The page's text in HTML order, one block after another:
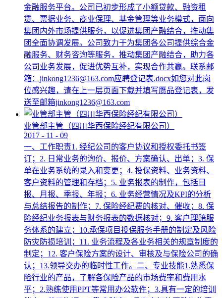
金融服务平台。公司已初步形成了小额贷款、融资租
赁、票据业务、商业保理、基金管理等业务模式，面向
集团内外市场提供服务，以促进集团产融结合，推动集
团全面协调发展。公司致力于为集团各公司提供综合金
融服务、财务咨询等服务，推动集团产融结合，助力各
公司业务发展，促进优势互补，实现合作共赢。联系邮
箱：jinkong1236@163.com应聘登记表.docx如您对此岗
位感兴趣，请在上一层页面下载并填写赝品登记表，发
送至邮箱jinkong1236@163.com
业管部主管（四川华西保险经纪有限公司）
2017 - 11 - 09
一、工作职责1. 经纪公司的客户协议和授权委托书签
订；2. 日常业务的询价、报价、方案确认、出单；3. 保
单在业务系统的录入和变更；4. 投保资料、业务资料、
客户资料的管理和存档；5. 业务报表的制作，包括日
报、月报、季报、年报；6. 业务经营情况及KPI的分析
与总结报告的制作；7. 保险经纪费的核对、催收；8. 保
险经纪业务报表与财务报表的数据核对；9. 客户理赔服
务体系的建立；10.承保项目投保服务手册的制定及风险
防灾防损培训；11. 业务流程及各业务相关的规章制度的
制定；12. 客户保险方案的设计、审核及与保险公司的确
认；13.领导交办的临时性工作。二、专业技能1.熟悉保
险行业的产品，了解各保险产品的市场费率和费用水
平；2.熟练使用PPT等常用办公软件；3.具有一定的培训